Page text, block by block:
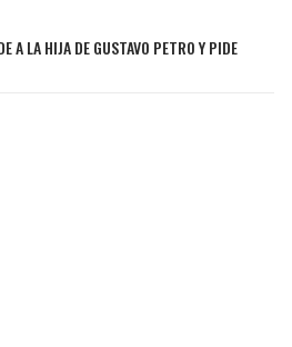
A LA HIJA DE GUSTAVO PETRO Y PIDE